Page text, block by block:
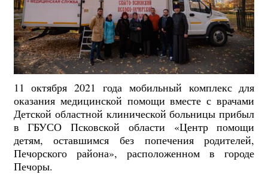
11 октября 2021 года мобильный комплекс для
оказания медицинской помощи вместе с врачами
Детской областной клинической больницы прибыл
в ГБУСО Псковской области «Центр помощи
детям, оставшимся без попечения родителей,
Печорского района», расположенном в городе
Печоры.